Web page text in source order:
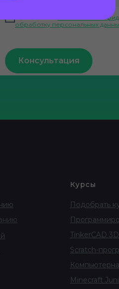
политикой
обработку персональных
Консультация
Подобрать
TinkerCAD
Scratch-
Minecraft
Курсы